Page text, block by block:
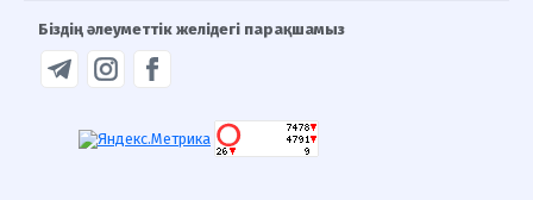
Біздің әлеуметтік желідегі парақшамыз